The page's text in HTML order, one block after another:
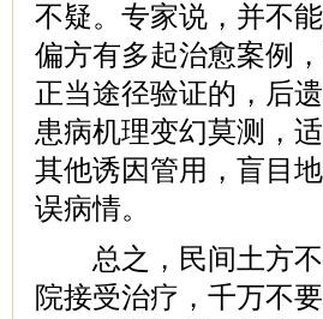
不疑。专家说，并不
偏方有多起治愈案例
正当途径验证的，后
患病机理变幻莫测，
其他诱因管用，盲目
误病情。
总之，民间土方不
院接受治疗，千万不